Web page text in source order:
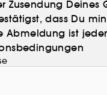
Zusendung Deines
dass Du
Abmeldung ist